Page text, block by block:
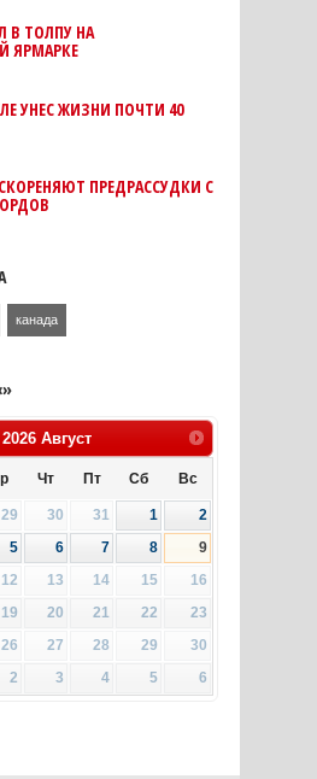
В ТОЛПУ НА
ЯРМАРКЕ
УНЕС ЖИЗНИ ПОЧТИ 40
ПРЕДРАССУДКИ С
канада
2026 Август
Чт Пт Сб Вс
29 30 31 1
2
5 6 7 8
9
12 13 14 15
16
19 20 21 22
23
26 27 28 29
30
2 3 4 5 6